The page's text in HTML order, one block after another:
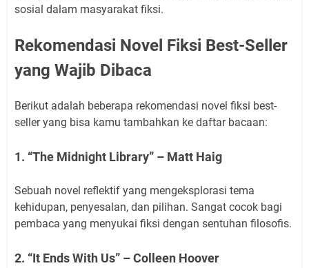
sosial dalam masyarakat fiksi.
Rekomendasi Novel Fiksi Best-Seller
yang Wajib Dibaca
Berikut adalah beberapa rekomendasi novel fiksi best-
seller yang bisa kamu tambahkan ke daftar bacaan:
1. “The Midnight Library” – Matt Haig
Sebuah novel reflektif yang mengeksplorasi tema
kehidupan, penyesalan, dan pilihan. Sangat cocok bagi
pembaca yang menyukai fiksi dengan sentuhan filosofis.
2. “It Ends With Us” – Colleen Hoover